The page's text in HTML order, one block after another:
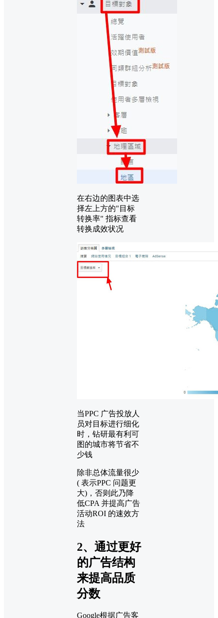
在右边的图表中选
择左上方的"目标
转换率" 指标查看
转换成效状况
当PPC 广告投放人
员对目标进行细化
时，钻研最有利可
图的城市将节省不
少钱
除非总体流量很少
( 表示PPC 问题更
大)，否则此乃降
低CPA 并提高广告
活动ROI 的速效方
法
2、通过更好
的广告结构
来提高品质
分数
Google根据广告客